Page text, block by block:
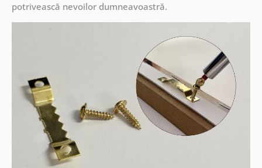
potrivească nevoilor dumneavoastră.